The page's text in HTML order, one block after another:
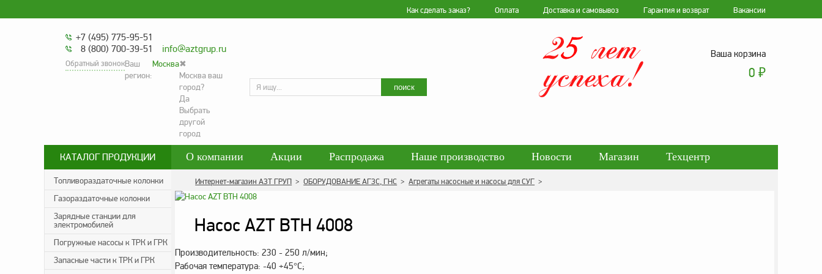
Как сделать заказ? Оплата Доставка и самовывоз Гарантия и возврат Вакансии
+7 (495) 775-95-51
8 (800) 700-39-51
info@aztgrup.ru
Обратный звонокВаш
регион:
Москва✖
Москва ваш
город?
Да
Выбрать
другой
город
Искать
поиск
Ваша корзина
0 ₽
КАТАЛОГ ПРОДУКЦИИ
Топливораздаточные колонки
Газораздаточные колонки
Зарядные станции для
электромобилей
Погружные насосы к ТРК и ГРК
Запасные части к ТРК и ГРК
О компании Акции Распродажа Наше производство Новости Магазин
Техцентр
Контакты
Согласие на обработку персональных данных
Блог
Интернет-магазин АЗТ ГРУП > ОБОРУДОВАНИЕ АГЗС, ГНС > Агрегаты насосные и насосы для СУГ >
Насос AZT BTH 4008
Производительность: 230 - 250 л/мин;
Рабочая температура: -40 +45°С;